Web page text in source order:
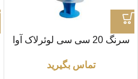
سرنگ 20 سی سی لوئرلاک آوا
تماس بگیرید